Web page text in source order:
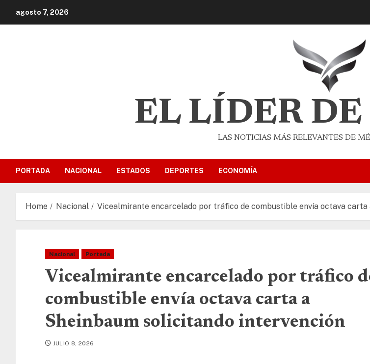
agosto 7, 2026
EL LÍDER
LAS NOTICIAS MÁS RELEVANTES DE
PORTADA NACIONAL ESTADOS DEPORTES ECONOMÍA
Home Nacional Vicealmirante encarcelado por tráfico de combustible envía octava
Nacional Portada
Vicealmirante encarcelado por tráfico
combustible envía octava carta a
Sheinbaum solicitando intervención
JULIO 8, 2026